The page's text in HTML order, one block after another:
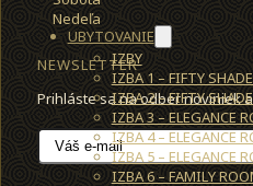
UBYTOVANIE
IZBY
IZBA 1 – FIFTY
IZBA 2 – FIFTY
IZBA 3 – ELEGANCE
IZBA 4 – ELEGANCE
IZBA 5 – ELEGANCE
IZBA 6 – FAMILY
Nedeľa
NEWSLETTER
Prihláste sa na odber noviniek